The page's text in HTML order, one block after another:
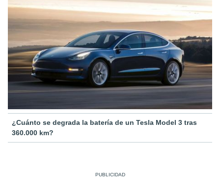
¿Cuánto se degrada la batería de un Tesla Model 3 tras
360.000 km?